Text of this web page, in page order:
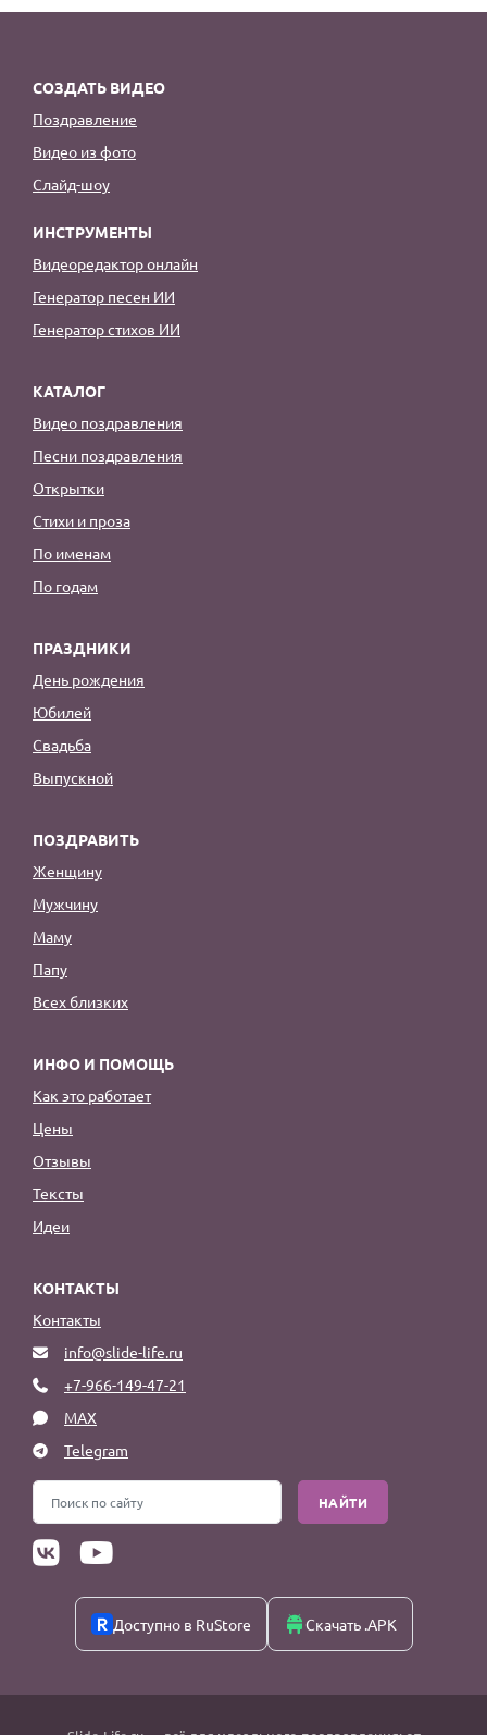
СОЗДАТЬ ВИДЕО
Поздравление
Видео из фото
Слайд-шоу
ИНСТРУМЕНТЫ
Видеоредактор онлайн
Генератор песен ИИ
Генератор стихов ИИ
КАТАЛОГ
Видео поздравления
Песни поздравления
Открытки
Стихи и проза
По именам
По годам
ПРАЗДНИКИ
День рождения
Юбилей
Свадьба
Выпускной
ПОЗДРАВИТЬ
Женщину
Мужчину
Маму
Папу
Всех близких
ИНФО И ПОМОЩЬ
Как это работает
Цены
Отзывы
Тексты
Идеи
КОНТАКТЫ
Контакты
info@slide-life.ru
+7-966-149-47-21
MAX
Telegram
НАЙТИ
Доступно в RuStore Скачать .APK